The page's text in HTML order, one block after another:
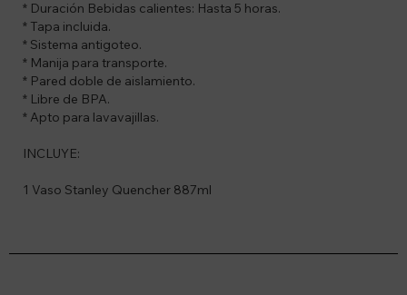
* Duración Bebidas calientes: Hasta 5 horas.
* Tapa incluida.
* Sistema antigoteo.
* Manija para transporte.
* Pared doble de aislamiento.
* Libre de BPA.
* Apto para lavavajillas.
INCLUYE:
1 Vaso Stanley Quencher 887ml